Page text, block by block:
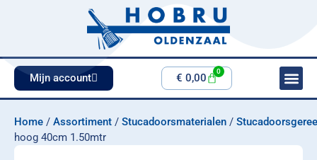
Mijn account € 0,00
0
Home / Assortiment / Stucadoorsmaterialen /
hoog 40cm 1.50mtr